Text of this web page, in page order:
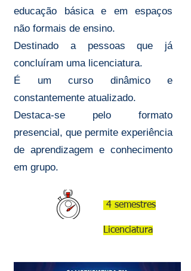
educação básica e em espaços
não formais de ensino.
Destinado a pessoas que já
concluíram uma licenciatura.
É um curso dinâmico e
constantemente atualizado.
Destaca-se pelo formato
presencial, que permite experiência
de aprendizagem e conhecimento
em grupo.
4 semestres
Licenciatura